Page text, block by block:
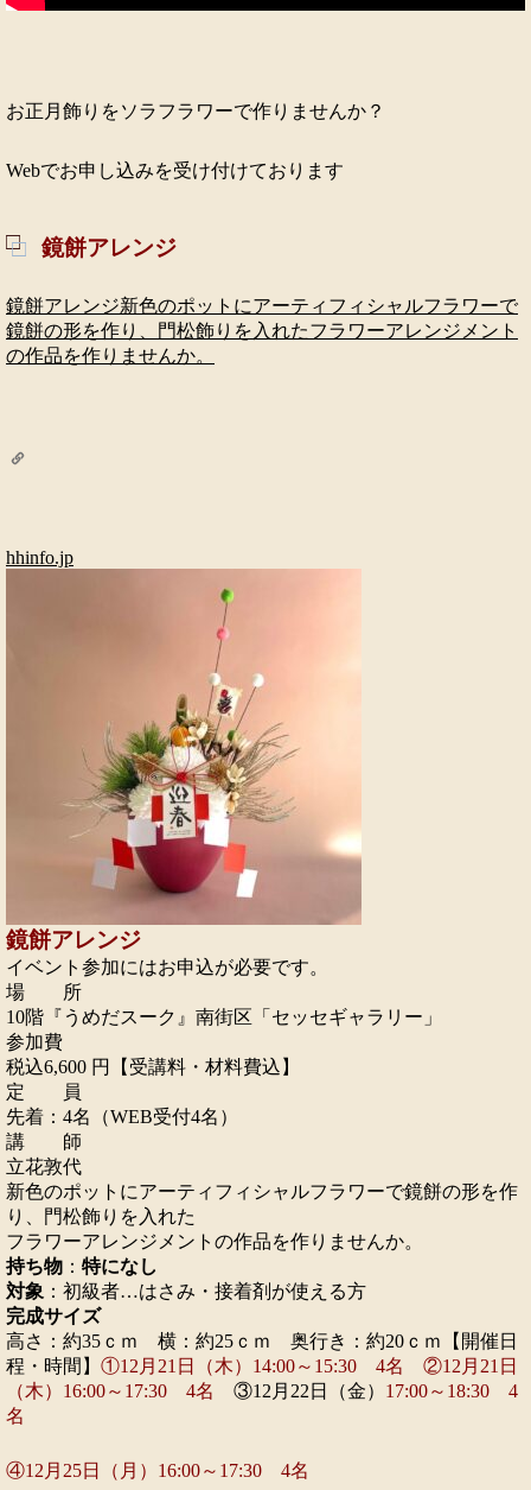
お正月飾りをソラフラワーで作りませんか？
Webでお申し込みを受け付けております
鏡餅アレンジ
鏡餅アレンジ新色のポットにアーティフィシャルフラワーで
鏡餅の形を作り、門松飾りを入れたフラワーアレンジメント
の作品を作りませんか。
hhinfo.jp
鏡餅アレンジ
イベント参加にはお申込が必要です。
場 所
10階『うめだスーク』南街区「セッセギャラリー」
参加費
税込6,600 円【受講料・材料費込】
定 員
先着：4名（WEB受付4名）
講 師
立花敦代
新色のポットにアーティフィシャルフラワーで鏡餅の形を作
り、門松飾りを入れた
フラワーアレンジメントの作品を作りませんか。
持ち物 ： 特になし
対象 ：初級者…はさみ・接着剤が使える方
完成サイズ
高さ：約35ｃｍ 横：約25ｃｍ 奥行き：約20ｃｍ【開催日
程・時間】 ①12月21日（木）14:00～15:30 4名 ②12月21日
（木）16:00～17:30 4名 ③12月22日（金） 17:00～18:30 4
名
④12月25日（月）16:00～17:30 4名